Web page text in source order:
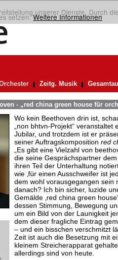
unserer Dienste. Durch
setzen.Weitere Informationen
Zeitg. Musik
- „red china green house für
Wo kein Beethoven drin ist,
„non bhtvn-Projekt“
Jubilar, und trotzdem ist er
seiner Auftragskomposition red
„Es gibt eine Vielzahl von
die seine Gesprächspartner
ihren Teil der Unterhaltung
wie ‚für einen Ausschweifer ist
dem wohl vorausgegangen sein
danach? Ich bin sicher, luzide
Gemälde ‚red china green
dessen Stimmung, Bewegung
um ein Bild von der Launigkeit
dem dieser fragliche Eintrag
– und ein bisschen verschmitzt
Zeit ist auch die Besetzung mit
kleinem Streicherapparat
allerdings sind von heute.